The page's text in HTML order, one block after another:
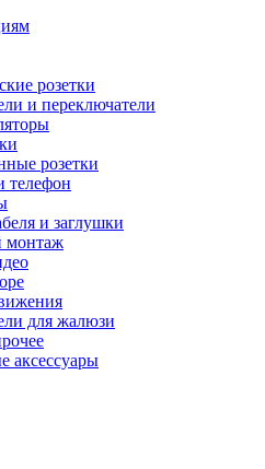
розетки
и переключатели
розетки
телефон
и заглушки
монтаж
для жалюзи
аксессуары